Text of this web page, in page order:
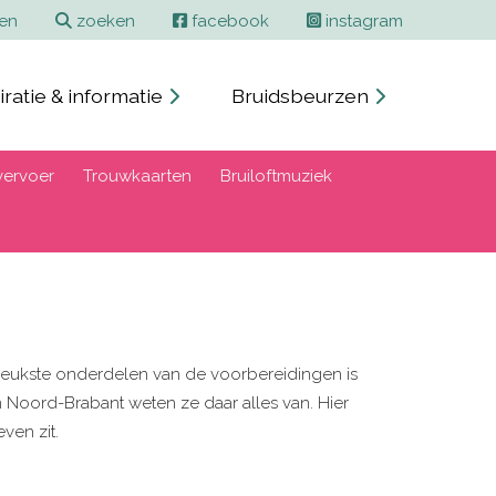
zoeken facebook instagram
& informatie Bruidsbeurzen
Trouwkaarten Bruiloftmuziek
onderdelen van de voorbereidingen is
Brabant weten ze daar alles van. Hier
zit.